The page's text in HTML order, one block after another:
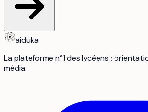
aiduka
La plateforme n°1 des lycéens :
média.